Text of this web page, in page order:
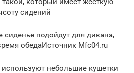
который имеет жёсткую
сидений
сиденье подойдут для дивана,
обедаИсточник Mfc04.ru
используют небольшие кушетки